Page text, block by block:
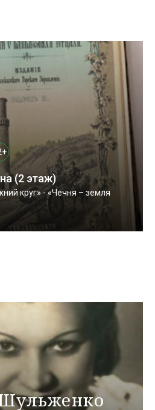
(2 этаж)
круг» - «Чечня – земля